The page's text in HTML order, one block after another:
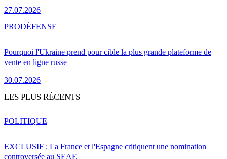
27.07.2026
Pourquoi l'Ukraine prend pour cible la plus grande plateforme de
vente en ligne russe
30.07.2026
PRODÉFENSE
LES PLUS RÉCENTS
EXCLUSIF : La France et l'Espagne critiquent une nomination
controversée au SEAE
POLITIQUE